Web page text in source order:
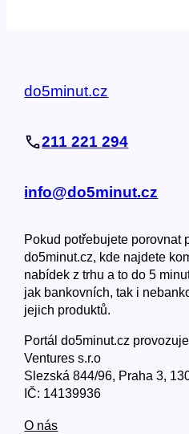
do5minut.cz
211 221 294
info@do5minut.cz
Pokud potřebujete porovnat
do5minut.cz, kde najdete
nabídek z trhu a to do 5
jak bankovních, tak i
jejich produktů.
Portál do5minut.cz
Ventures s.r.o
Slezská 844/96, Praha 3,
IČ: 14139936
O nás